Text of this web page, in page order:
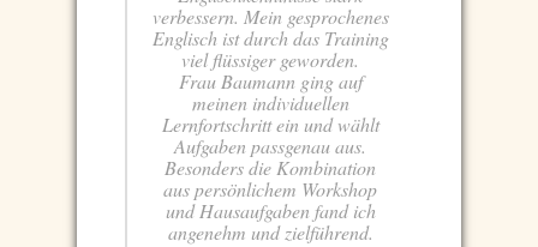
verbessern. Mein gesprochenes
Englisch ist durch das Training
viel flüssiger geworden.
Frau Baumann ging auf
meinen individuellen
Lernfortschritt ein und wählt
Aufgaben passgenau aus.
Besonders die Kombination
aus persönlichem Workshop
und Hausaufgaben fand ich
angenehm und zielführend.